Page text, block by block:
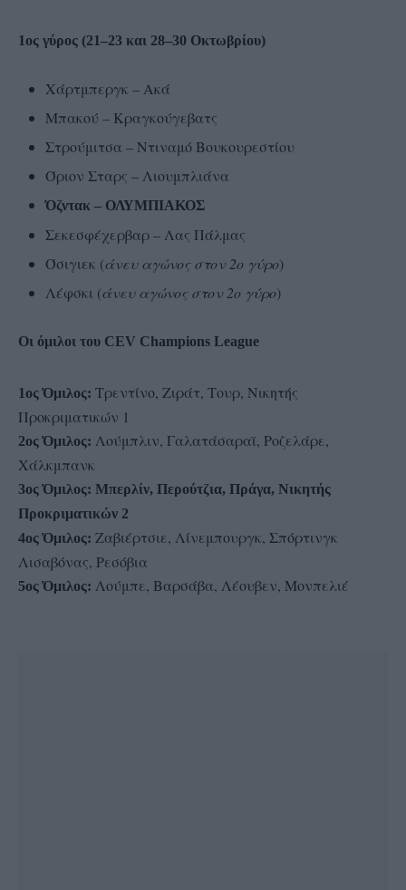
1ος γύρος (21–23 και 28–30 Οκτωβρίου)
Χάρτμπεργκ – Ακά
Μπακού – Κραγκούγεβατς
Στρούμιτσα – Ντιναμό Βουκουρεστίου
Όριον Σταρς – Λιουμπλιάνα
Όζντακ – ΟΛΥΜΠΙΑΚΟΣ
Σεκεσφέχερβαρ – Λας Πάλμας
Όσιγιεκ (άνευ αγώνος στον 2ο γύρο)
Λέφσκι (άνευ αγώνος στον 2ο γύρο)
Οι όμιλοι του CEV Champions League
1ος Όμιλος: Τρεντίνο, Ζιράτ, Τουρ, Νικητής
Προκριματικών 1
2ος Όμιλος: Λούμπλιν, Γαλατάσαραϊ, Ροζελάρε,
Χάλκμπανκ
3ος Όμιλος: Μπερλίν, Περούτζια, Πράγα, Νικητής
Προκριματικών 2
4ος Όμιλος: Ζαβιέρτσιε, Λίνεμπουργκ, Σπόρτινγκ
Λισαβόνας, Ρεσόβια
5ος Όμιλος: Λούμπε, Βαρσάβα, Λέουβεν, Μονπελιέ